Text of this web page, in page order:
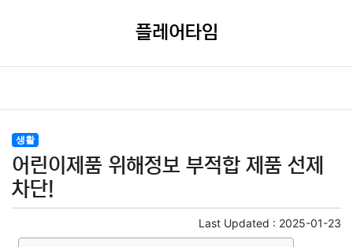
플레어타임
생활
어린이제품 위해정보 부적합 제품 선제
차단!
Last Updated : 2025-01-23